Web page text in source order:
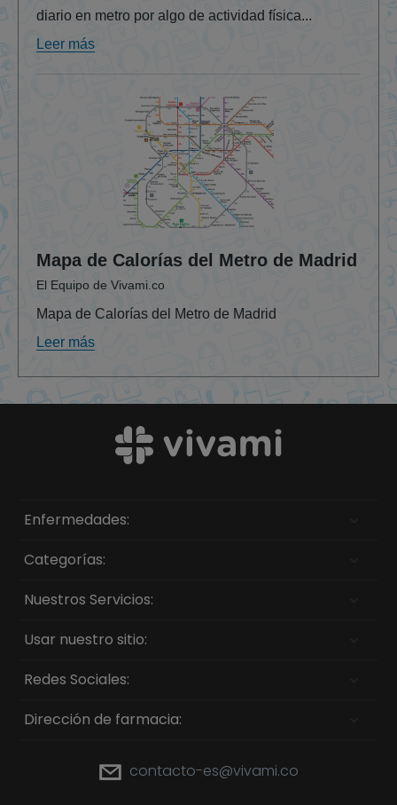
diario en metro por algo de actividad física...
Leer más
Mapa de Calorías del Metro de Madrid
El Equipo de Vivami.co
Mapa de Calorías del Metro de Madrid
Leer más
Enfermedades:
Categorías:
Nuestros Servicios:
Usar nuestro sitio:
Redes Sociales:
Dirección de farmacia:
contacto-es@vivami.co